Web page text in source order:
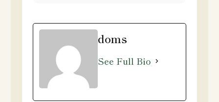
doms
See Full Bio